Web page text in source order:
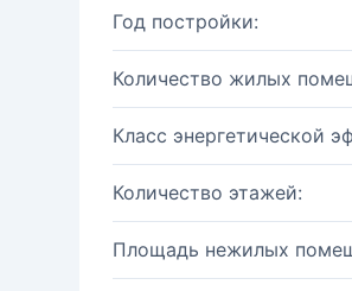
Год постройки:
Количество жилых
Класс энергетической
Количество этажей:
Площадь нежилых